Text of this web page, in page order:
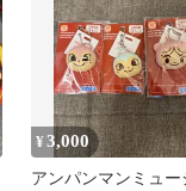
¥3,000
アンパンマンミュー